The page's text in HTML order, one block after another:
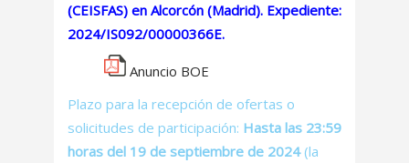
(CEISFAS) en Alcorcón (Madrid). Expediente:
2024/IS092/00000366E.
Anuncio BOE
Plazo para la recepción de ofertas o
solicitudes de participación: Hasta las 23:59
horas del 19 de septiembre de 2024(la